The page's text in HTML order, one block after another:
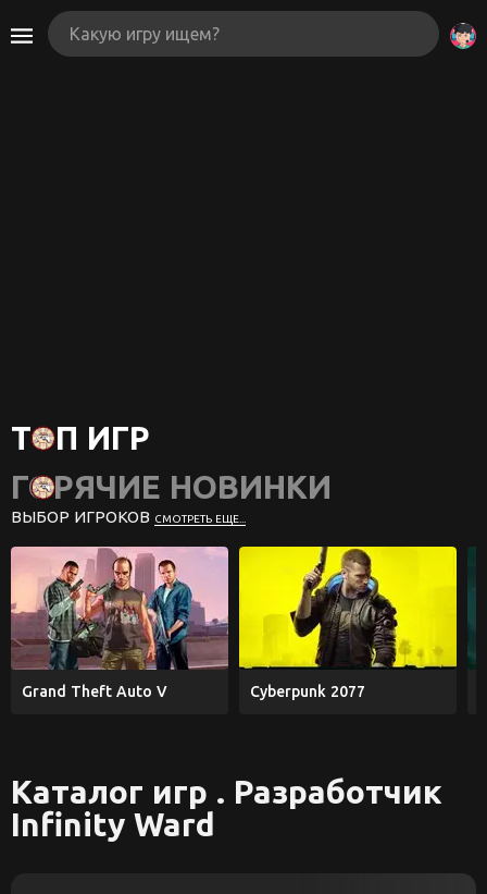
ТОП ИГР
ГОРЯЧИЕ НОВИНКИ
ВЫБОР ИГРОКОВ СМОТРЕТЬ ЕЩЕ...
Grand Theft Auto V Cyberpunk 2077
Каталог игр . Разработчик
Infinity Ward